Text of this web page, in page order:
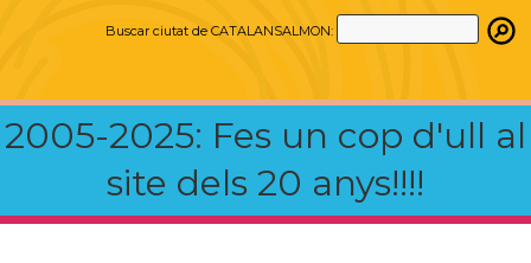
Buscar ciutat de CATALANSALMON:
2005-2025: Fes un cop d'ull al
site dels 20 anys!!!!